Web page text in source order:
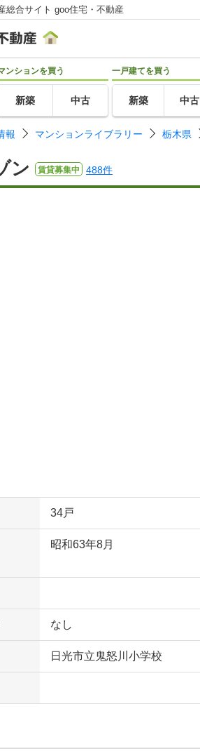
総合サイト goo住宅・不動産
ンションを買う
新築 中古
一戸建てを買う
新築 中古
報 マンションライブラリー 栃木県
ン 賃貸募集中 488件
34戸
昭和63年8月
なし
日光市立鬼怒川小学校